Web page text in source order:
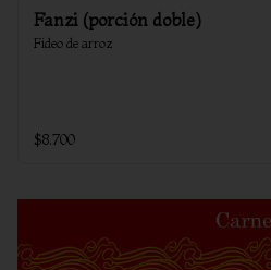
Fanzi (porción doble)
Fideo de arroz
$8.700